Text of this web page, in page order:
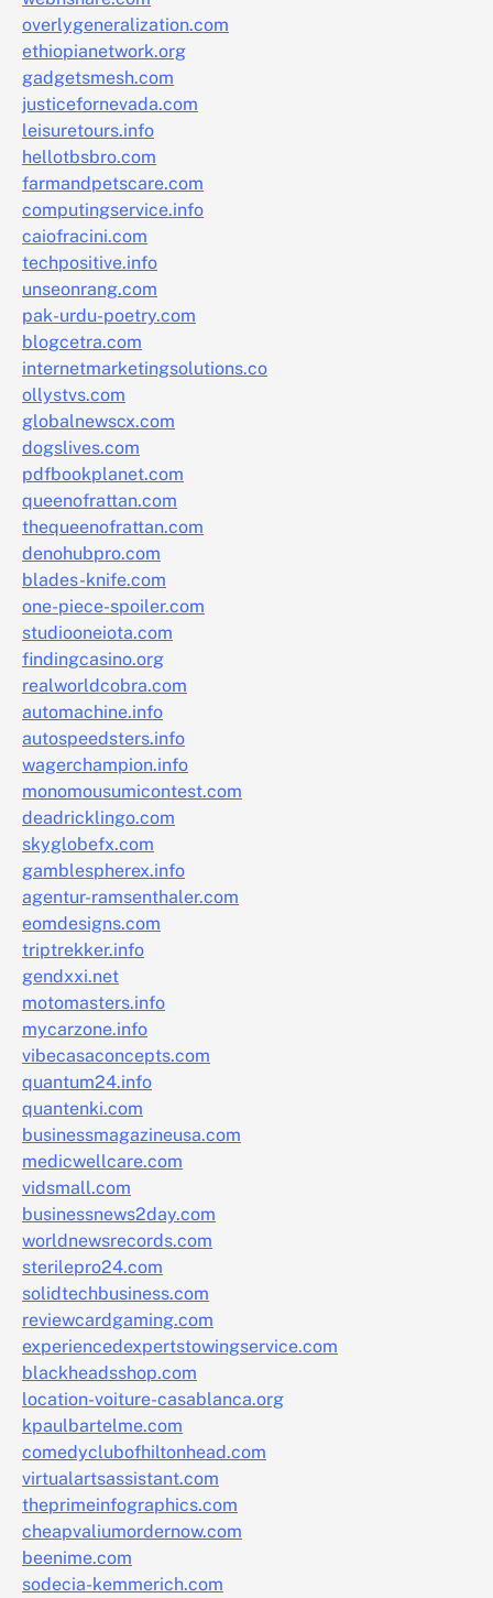
overlygeneralization.com
ethiopianetwork.org
gadgetsmesh.com
justicefornevada.com
leisuretours.info
hellotbsbro.com
farmandpetscare.com
computingservice.info
caiofracini.com
techpositive.info
unseonrang.com
pak-urdu-poetry.com
blogcetra.com
internetmarketingsolutions.co
ollystvs.com
globalnewscx.com
dogslives.com
pdfbookplanet.com
queenofrattan.com
thequeenofrattan.com
denohubpro.com
blades-knife.com
one-piece-spoiler.com
studiooneiota.com
findingcasino.org
realworldcobra.com
automachine.info
autospeedsters.info
wagerchampion.info
monomousumicontest.com
deadricklingo.com
skyglobefx.com
gamblespherex.info
agentur-ramsenthaler.com
eomdesigns.com
triptrekker.info
gendxxi.net
motomasters.info
mycarzone.info
vibecasaconcepts.com
quantum24.info
quantenki.com
businessmagazineusa.com
medicwellcare.com
vidsmall.com
businessnews2day.com
worldnewsrecords.com
sterilepro24.com
solidtechbusiness.com
reviewcardgaming.com
experiencedexpertstowingservice.com
blackheadsshop.com
location-voiture-casablanca.org
kpaulbartelme.com
comedyclubofhiltonhead.com
virtualartsassistant.com
theprimeinfographics.com
cheapvaliumordernow.com
beenime.com
sodecia-kemmerich.com